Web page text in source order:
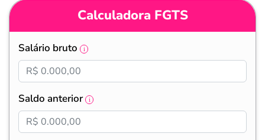
Calculadora FGTS
Salário bruto
Saldo anterior